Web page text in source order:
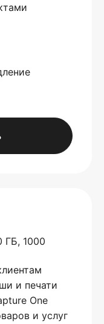
ГБ, 1000
и печати
One
и услуг